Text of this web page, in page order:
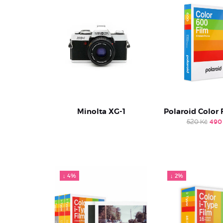
Minolta XG-1 Polaroid Color
520Kč 490
↓ 4% ↓ 2%